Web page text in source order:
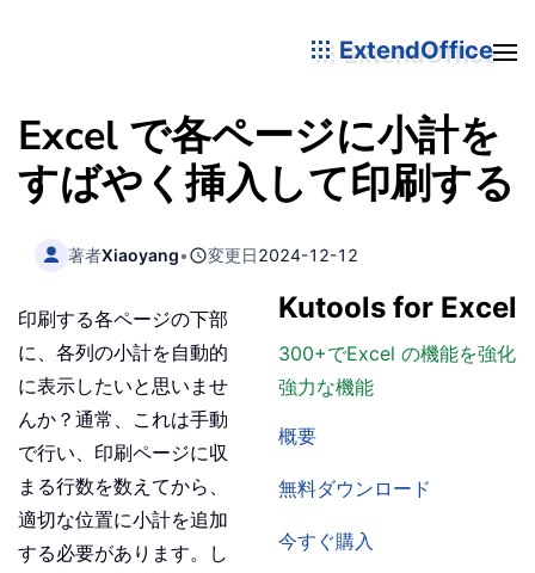
ExtendOffice
Excel で各ページに小計を
すばやく挿入して印刷する
著者Xiaoyang• 変更日2024-12-12
Kutools for Excel
300+でExcel の機能を強化
強力な機能
概要
無料ダウンロード
今すぐ購入
印刷する各ページの下部
に、各列の小計を自動的
に表示したいと思いませ
んか？通常、これは手動
で行い、印刷ページに収
まる行数を数えてから、
適切な位置に小計を追加
する必要があります。し